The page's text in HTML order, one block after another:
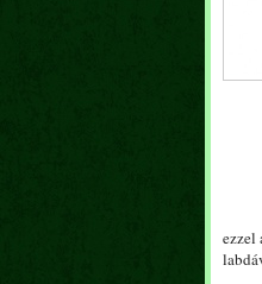
ezzel